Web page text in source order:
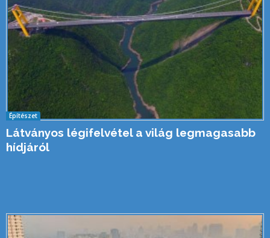
Építészet
Látványos légifelvétel a világ legmagasabb
hídjáról